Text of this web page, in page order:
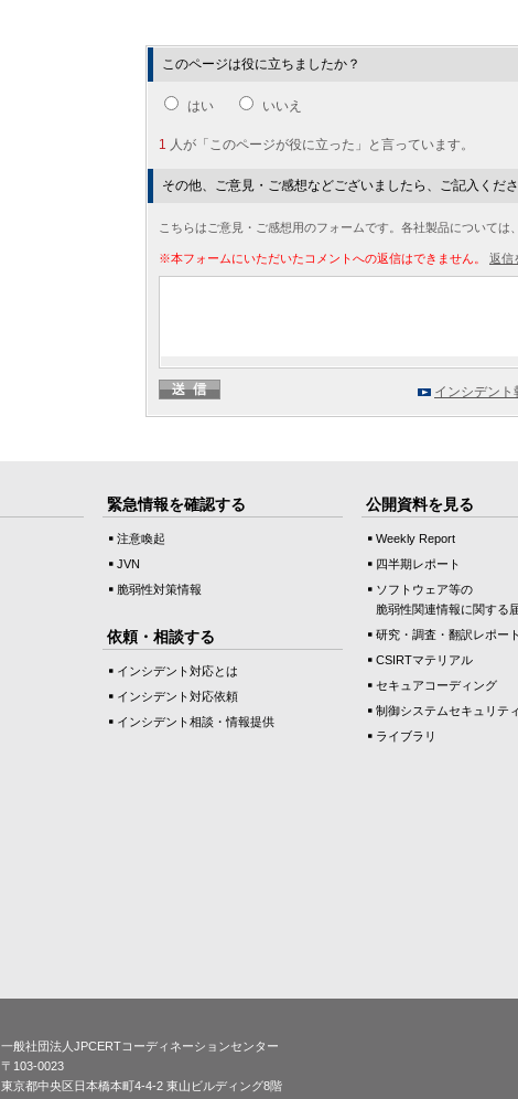
このページは役に立ちましたか？
はい いいえ
1 人が「このページが役に立った」と言っています。
その他、ご意見・ご感想などございましたら、ご記入くださ
こちらはご意見・ご感想用のフォームです。各社製品については
※本フォームにいただいたコメントへの返信はできません。 返信
インシデント
緊急情報を確認する
注意喚起
JVN
脆弱性対策情報
依頼・相談する
インシデント対応とは
インシデント対応依頼
インシデント相談・情報提供
公開資料を見る
Weekly Report
四半期レポート
ソフトウェア等の
脆弱性関連情報に関する
研究・調査・翻訳レポート
CSIRTマテリアル
セキュアコーディング
制御システムセキュリティ
ライブラリ
一般社団法人JPCERTコーディネーションセンター
〒103-0023
東京都中央区日本橋本町4-4-2 東山ビルディング8階